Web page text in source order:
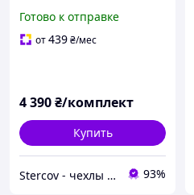
СX4 cov
Готово к отправке
от439₴/мес
4 390₴/комплект
Купить
Stercov - чехлы для сидений вашего автомобиля 93%